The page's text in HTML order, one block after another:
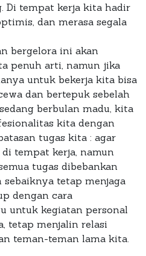
Di tempat kerja kita hadir
dan merasa segala
bergelora ini akan
penuh arti, namun jika
untuk bekerja kita bisa
dan bertepuk sebelah
berbulan madu, kita
kita dengan
tugas kita : agar
tempat kerja, namun
tugas dibebankan
tetap menjaga
dengan cara
untuk kegiatan personal
tetap menjalin relasi
teman-teman lama kita.